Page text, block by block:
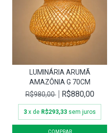
LUMINÁRIA ARUMÃ
AMAZÔNIA G 70CM
R$980,00
R$880,00
3 x de R$293,33 sem juros